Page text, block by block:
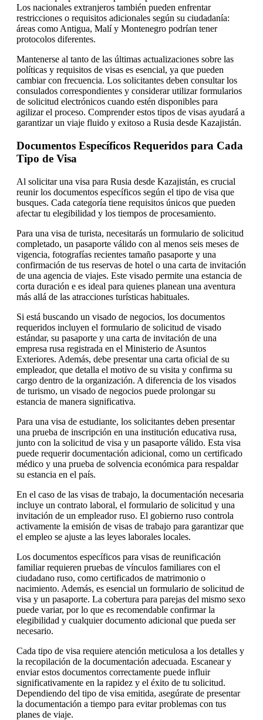
Los nacionales extranjeros también pueden enfrentar
restricciones o requisitos adicionales según su ciudadanía:
áreas como Antigua, Malí y Montenegro podrían tener
protocolos diferentes.
Mantenerse al tanto de las últimas actualizaciones sobre las
políticas y requisitos de visas es esencial, ya que pueden
cambiar con frecuencia. Los solicitantes deben consultar los
consulados correspondientes y considerar utilizar formularios
de solicitud electrónicos cuando estén disponibles para
agilizar el proceso. Comprender estos tipos de visas ayudará a
garantizar un viaje fluido y exitoso a Rusia desde Kazajistán.
Documentos Específicos Requeridos para Cada
Tipo de Visa
Al solicitar una visa para Rusia desde Kazajistán, es crucial
reunir los documentos específicos según el tipo de visa que
busques. Cada categoría tiene requisitos únicos que pueden
afectar tu elegibilidad y los tiempos de procesamiento.
Para una visa de turista, necesitarás un formulario de solicitud
completado, un pasaporte válido con al menos seis meses de
vigencia, fotografías recientes tamaño pasaporte y una
confirmación de tus reservas de hotel o una carta de invitación
de una agencia de viajes. Este visado permite una estancia de
corta duración e es ideal para quienes planean una aventura
más allá de las atracciones turísticas habituales.
Si está buscando un visado de negocios, los documentos
requeridos incluyen el formulario de solicitud de visado
estándar, su pasaporte y una carta de invitación de una
empresa rusa registrada en el Ministerio de Asuntos
Exteriores. Además, debe presentar una carta oficial de su
empleador, que detalla el motivo de su visita y confirma su
cargo dentro de la organización. A diferencia de los visados
de turismo, un visado de negocios puede prolongar su
estancia de manera significativa.
Para una visa de estudiante, los solicitantes deben presentar
una prueba de inscripción en una institución educativa rusa,
junto con la solicitud de visa y un pasaporte válido. Esta visa
puede requerir documentación adicional, como un certificado
médico y una prueba de solvencia económica para respaldar
su estancia en el país.
En el caso de las visas de trabajo, la documentación necesaria
incluye un contrato laboral, el formulario de solicitud y una
invitación de un empleador ruso. El gobierno ruso controla
activamente la emisión de visas de trabajo para garantizar que
el empleo se ajuste a las leyes laborales locales.
Los documentos específicos para visas de reunificación
familiar requieren pruebas de vínculos familiares con el
ciudadano ruso, como certificados de matrimonio o
nacimiento. Además, es esencial un formulario de solicitud de
visa y un pasaporte. La cobertura para parejas del mismo sexo
puede variar, por lo que es recomendable confirmar la
elegibilidad y cualquier documento adicional que pueda ser
necesario.
Cada tipo de visa requiere atención meticulosa a los detalles y
la recopilación de la documentación adecuada. Escanear y
enviar estos documentos correctamente puede influir
significativamente en la rapidez y el éxito de tu solicitud.
Dependiendo del tipo de visa emitida, asegúrate de presentar
la documentación a tiempo para evitar problemas con tus
planes de viaje.